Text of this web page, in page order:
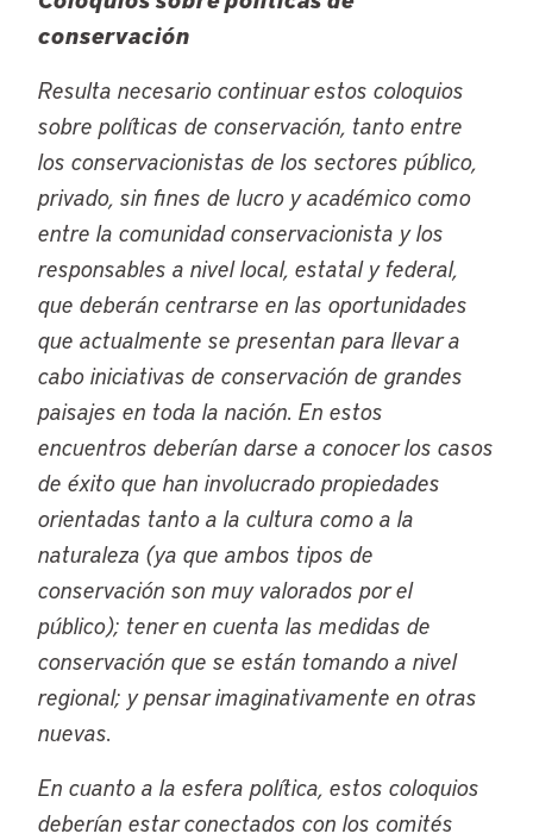
conservación
Resulta necesario continuar estos coloquios
sobre políticas de conservación, tanto entre
los conservacionistas de los sectores público,
privado, sin fines de lucro y académico como
entre la comunidad conservacionista y los
responsables a nivel local, estatal y federal,
que deberán centrarse en las oportunidades
que actualmente se presentan para llevar a
cabo iniciativas de conservación de grandes
paisajes en toda la nación. En estos
encuentros deberían darse a conocer los casos
de éxito que han involucrado propiedades
orientadas tanto a la cultura como a la
naturaleza (ya que ambos tipos de
conservación son muy valorados por el
público); tener en cuenta las medidas de
conservación que se están tomando a nivel
regional; y pensar imaginativamente en otras
nuevas.
En cuanto a la esfera política, estos coloquios
deberían estar conectados con los comités